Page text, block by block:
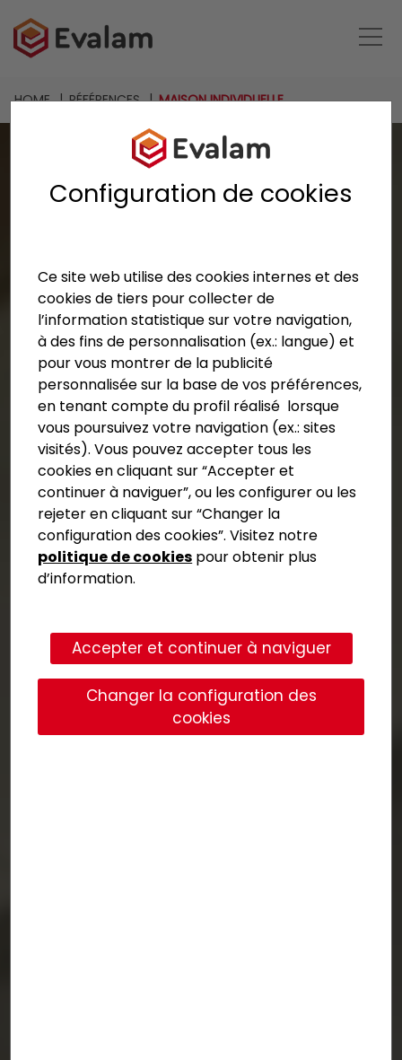
Configuration de cookies
Ce site web utilise des cookies internes et des
cookies de tiers pour collecter de
l’information statistique sur votre navigation,
à des fins de personnalisation (ex.: langue) et
pour vous montrer de la publicité
personnalisée sur la base de vos préférences,
en tenant compte du profil réalisé lorsque
vous poursuivez votre navigation (ex.: sites
visités). Vous pouvez accepter tous les
cookies en cliquant sur “Accepter et
continuer à naviguer”, ou les configurer ou les
rejeter en cliquant sur “Changer la
configuration des cookies”. Visitez notre
politique de cookies pour obtenir plus
d’information.
Accepter et continuer à naviguer
Changer la configuration des
cookies
HOME RÉFÉRENCES MAISON INDIVIDUELLE